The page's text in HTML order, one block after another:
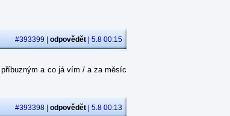
#393399 | odpovědět | 5.8 00:15
a co já vím / a za měsíc
#393398 | odpovědět | 5.8 00:13